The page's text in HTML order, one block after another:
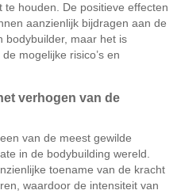
houden. De positieve effecten
aanzienlijk bijdragen aan de
bodybuilder, maar het is
mogelijke risico’s en
verhogen van de
van de meest gewilde
in de bodybuilding wereld.
toename van de kracht
waardoor de intensiteit van